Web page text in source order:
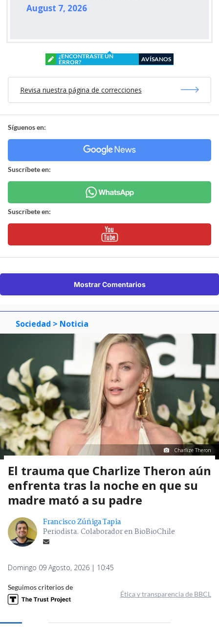
August 7, 2026
¿ENCONTRASTE UN
ERROR?
AVÍSANOS
Revisa nuestra página de correcciones
Síguenos en:
Suscríbete en:
Suscríbete en:
Mostrar Comentarios
Sociedad > Noticia
Charlize Theron
El trauma que Charlize Theron aún
enfrenta tras la noche en que su
madre mató a su padre
Francisco Zúñiga Tapia
Periodista. Colaborador en BioBioChile
Domingo 09 Agosto, 2026 | 10:45
Seguimos criterios de
Ética y transparencia de BBCL